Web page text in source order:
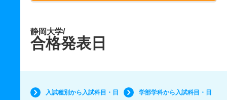
静岡大学/
合格発表日
入試種別から入試科目・日
学部学科から入試科目・日